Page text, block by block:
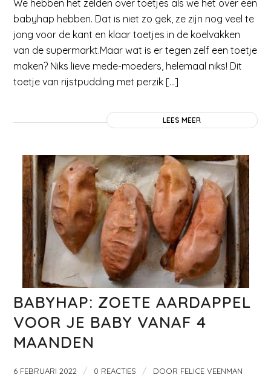
We hebben het zelden over toetjes als we het over een
babyhap hebben. Dat is niet zo gek, ze zijn nog veel te
jong voor de kant en klaar toetjes in de koelvakken
van de supermarkt.Maar wat is er tegen zelf een toetje
maken? Niks lieve mede-moeders, helemaal niks! Dit
toetje van rijstpudding met perzik […]
LEES MEER
BABYHAP: ZOETE AARDAPPEL
VOOR JE BABY VANAF 4
MAANDEN
6 FEBRUARI 2022 / 0 REACTIES / DOOR FELICE VEENMAN